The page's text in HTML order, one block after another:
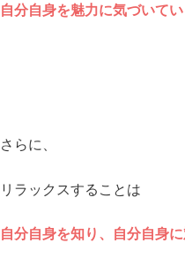
自分自身を魅力に気づいて
さらに、
リラックスすることは
自分自身を知り、自分自身